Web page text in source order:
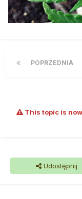
POPRZEDNIA
This topic is
Udostępnij